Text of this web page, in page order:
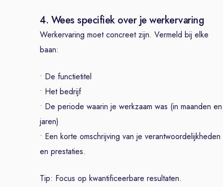
4. Wees specifiek over je werkervaring
Werkervaring moet concreet zijn. Vermeld bij elke
baan:
• De functietitel
• Het bedrijf
• De periode waarin je werkzaam was (in maanden en
jaren)
• Een korte omschrijving van je verantwoordelijkheden
en prestaties.
Tip: Focus op kwantificeerbare resultaten.